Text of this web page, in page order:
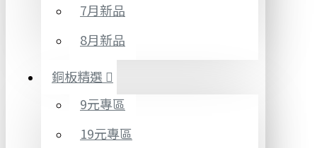
7月新品
8月新品
銅板精選
9元專區
19元專區